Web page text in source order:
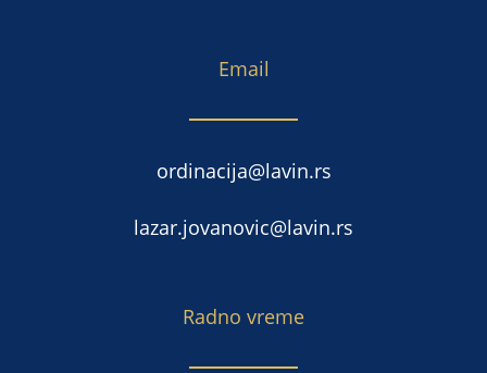
Email
ordinacija@lavin.rs
lazar.jovanovic@lavin.rs
Radno vreme